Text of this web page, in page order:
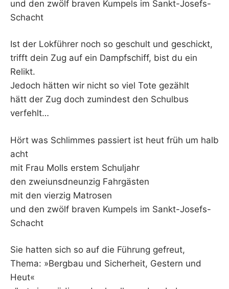
und den zwölf braven Kumpels im Sankt-Josefs-
Schacht
Ist der Lokführer noch so geschult und geschickt,
trifft dein Zug auf ein Dampfschiff, bist du ein
Relikt.
Jedoch hätten wir nicht so viel Tote gezählt
hätt der Zug doch zumindest den Schulbus
verfehlt…
Hört was Schlimmes passiert ist heut früh um halb
acht
mit Frau Molls erstem Schuljahr
den zweiunsdneunzig Fahrgästen
mit den vierzig Matrosen
und den zwölf braven Kumpels im Sankt-Josefs-
Schacht
Sie hatten sich so auf die Führung gefreut,
Thema: »Bergbau und Sicherheit, Gestern und
Heut«